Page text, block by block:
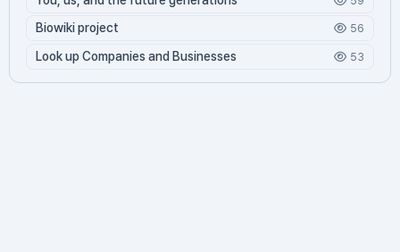
Biowiki project 56
Look up Companies and Businesses 53